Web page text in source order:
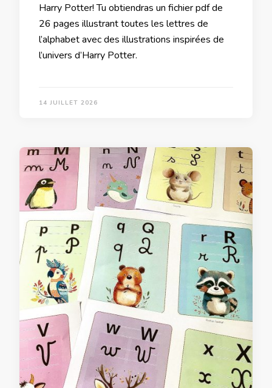
Harry Potter! Tu obtiendras un fichier pdf de
26 pages illustrant toutes les lettres de
l’alphabet avec des illustrations inspirées de
l’univers d’Harry Potter.
14 JUILLET 2026